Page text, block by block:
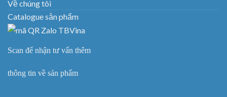
Về chúng tôi
Catalogue sản phẩm
Scan để nhận tư vấn thêm
thông tin về sản phẩm